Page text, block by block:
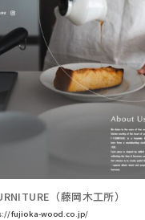
（藤岡木工所）
fujioka-wood.co.jp/